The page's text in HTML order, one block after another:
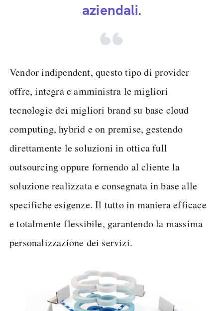
aziendali.
Vendor indipendent, questo tipo di provider
offre, integra e amministra le migliori
tecnologie dei migliori brand su base cloud
computing, hybrid e on premise, gestendo
direttamente le soluzioni in ottica full
outsourcing oppure fornendo al cliente la
soluzione realizzata e consegnata in base alle
specifiche esigenze. Il tutto in maniera efficace
e totalmente flessibile, garantendo la massima
personalizzazione dei servizi.